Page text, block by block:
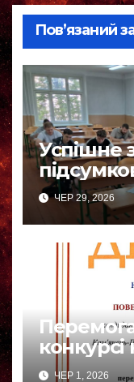
Пов’язаний
Успішне
ЧЕР 29, 2026
робіт
ЧЕР 1, 2026